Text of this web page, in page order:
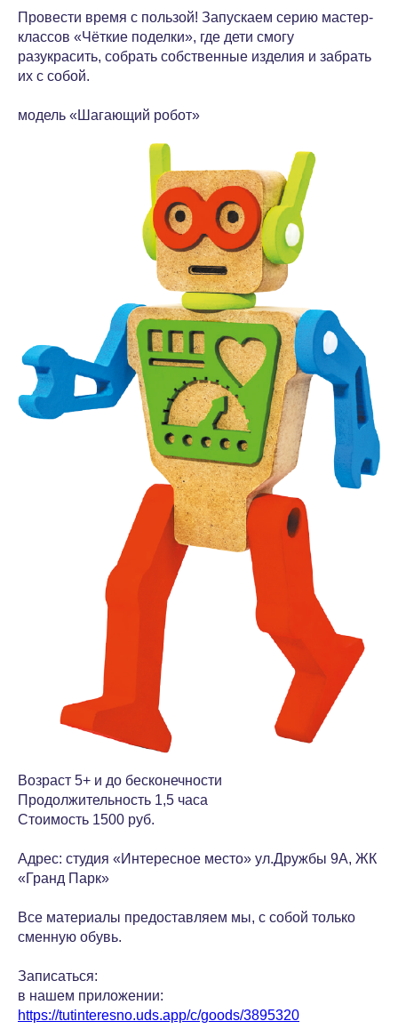
Провести время с пользой! Запускаем серию мастер-
классов «Чёткие поделки», где дети смогу
разукрасить, собрать собственные изделия и забрать
их с собой.
модель «Шагающий робот»
Возраст 5+ и до бесконечности
Продолжительность 1,5 часа
Стоимость 1500 руб.
Адрес: студия «Интересное место» ул.Дружбы 9А, ЖК
«Гранд Парк»
Все материалы предоставляем мы, с собой только
сменную обувь.
Записаться:
в нашем приложении:
https://tutinteresno.uds.app/c/goods/3895320